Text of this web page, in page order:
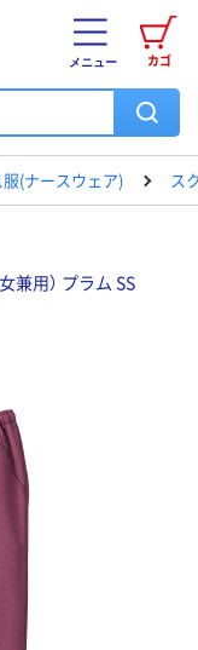
カゴ
メニュー
服(ナースウェア) ス
兼用） プラム SS